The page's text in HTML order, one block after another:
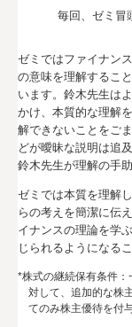
毎回、ゼミ冒
ゼミではファイナン
の意味を理解するこ
います。鈴木先生は
かけ、本質的な理解
解できないことをご
どが曖昧な説明は追
鈴木先生が理解の手
ゼミでは本質を理解
らの考えを簡潔に伝
イナンスの理論を学
じられるようになる
*株式の継続保有条件
対して、追加的な株
てのみ株主優待を付